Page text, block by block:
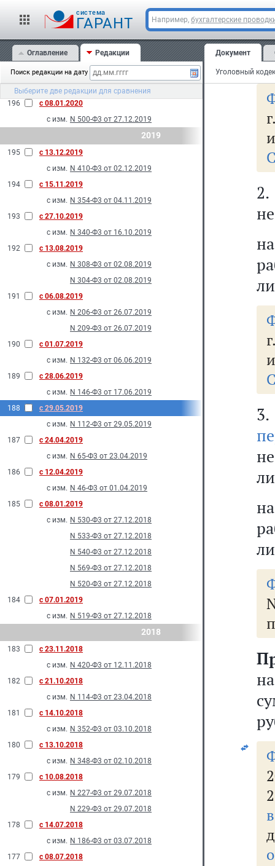
cистема
ГАРАНТ Например, бухгалтерские
Оглавление Редакции
Поиск редакции на дату
Выберите две редакции для сравнения
с изм.
N 94-Ф3 от 01.04.2020
N 95-Ф3 от 01.04.2020
N 100-Ф3 от 01.04.2020
197
с 29.02.2020
с изм. N 22-Ф3 от 18.02.2020
196
с 08.01.2020
с изм. N 500-Ф3 от 27.12.2019
2019
195
с 13.12.2019
с изм. N 410-Ф3 от 02.12.2019
194
с 15.11.2019
с изм. N 354-Ф3 от 04.11.2019
193
с 27.10.2019
с изм. N 340-Ф3 от 16.10.2019
192
с 13.08.2019
с изм. N 308-Ф3 от 02.08.2019
N 304-Ф3 от 02.08.2019
191
с 06.08.2019
с изм. N 206-Ф3 от 26.07.2019
N 209-Ф3 от 26.07.2019
190
с 01.07.2019
с изм. N 132-Ф3 от 06.06.2019
189
с 28.06.2019
с изм. N 146-Ф3 от 17.06.2019
188
с 29.05.2019
с изм. N 112-Ф3 от 29.05.2019
187
с 24.04.2019
с изм. N 65-Ф3 от 23.04.2019
186
с 12.04.2019
с изм. N 46-Ф3 от 01.04.2019
185
с 08.01.2019
с изм. N 530-Ф3 от 27.12.2018
N 533-Ф3 от 27.12.2018
N 540-Ф3 от 27.12.2018
N 569-Ф3 от 27.12.2018
N 520-Ф3 от 27.12.2018
184
с 07.01.2019
с изм. N 519-Ф3 от 27.12.2018
2018
183
с 23.11.2018
с изм. N 420-Ф3 от 12.11.2018
182
с 21.10.2018
с изм. N 114-Ф3 от 23.04.2018
181
с 14.10.2018
с изм. N 352-Ф3 от 03.10.2018
180
с 13.10.2018
с изм. N 348-Ф3 от 02.10.2018
179
с 10.08.2018
с изм. N 227-Ф3 от 29.07.2018
N 229-Ф3 от 29.07.2018
178
с 14.07.2018
с изм. N 186-Ф3 от 03.07.2018
177
с 08.07.2018
Документ